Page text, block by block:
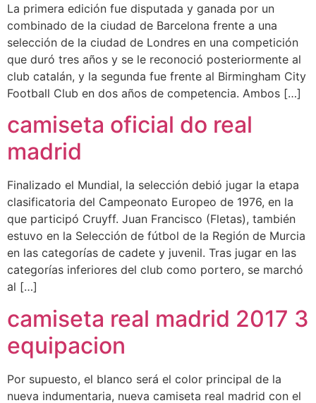
La primera edición fue disputada y ganada por un
combinado de la ciudad de Barcelona frente a una
selección de la ciudad de Londres en una competición
que duró tres años y se le reconoció posteriormente al
club catalán, y la segunda fue frente al Birmingham City
Football Club en dos años de competencia. Ambos […]
camiseta oficial do real
madrid
Finalizado el Mundial, la selección debió jugar la etapa
clasificatoria del Campeonato Europeo de 1976, en la
que participó Cruyff. Juan Francisco (Fletas), también
estuvo en la Selección de fútbol de la Región de Murcia
en las categorías de cadete y juvenil. Tras jugar en las
categorías inferiores del club como portero, se marchó
al […]
camiseta real madrid 2017 3
equipacion
Por supuesto, el blanco será el color principal de la
nueva indumentaria, nueva camiseta real madrid con el